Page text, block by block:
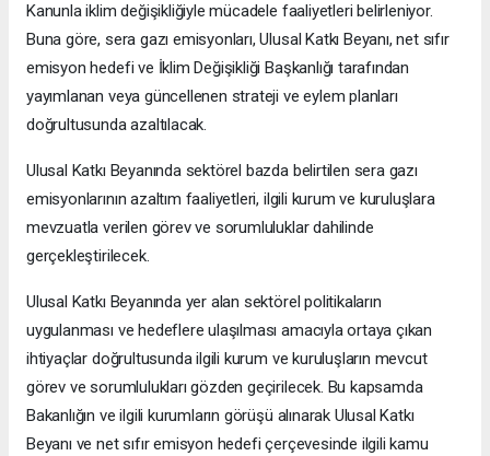
Kanunla iklim değişikliğiyle mücadele faaliyetleri belirleniyor.
Buna göre, sera gazı emisyonları, Ulusal Katkı Beyanı, net sıfır
emisyon hedefi ve İklim Değişikliği Başkanlığı tarafından
yayımlanan veya güncellenen strateji ve eylem planları
doğrultusunda azaltılacak.
Ulusal Katkı Beyanında sektörel bazda belirtilen sera gazı
emisyonlarının azaltım faaliyetleri, ilgili kurum ve kuruluşlara
mevzuatla verilen görev ve sorumluluklar dahilinde
gerçekleştirilecek.
Ulusal Katkı Beyanında yer alan sektörel politikaların
uygulanması ve hedeflere ulaşılması amacıyla ortaya çıkan
ihtiyaçlar doğrultusunda ilgili kurum ve kuruluşların mevcut
görev ve sorumlulukları gözden geçirilecek. Bu kapsamda
Bakanlığın ve ilgili kurumların görüşü alınarak Ulusal Katkı
Beyanı ve net sıfır emisyon hedefi çerçevesinde ilgili kamu